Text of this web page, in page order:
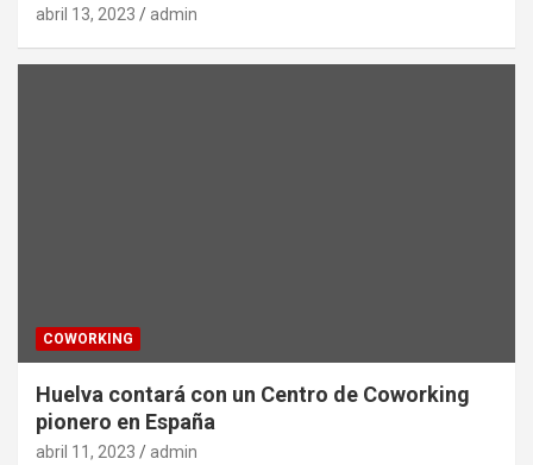
abril 13, 2023 admin
COWORKING
Huelva contará con un Centro de Coworking
pionero en España
abril 11, 2023 admin